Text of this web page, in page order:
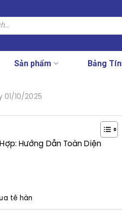
Sản phẩm Bảng
01/10/2025
Hướng Dẫn Toàn Diện
tê hàn